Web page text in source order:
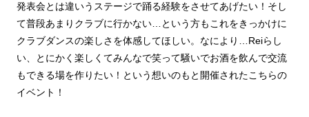
発表会とは違いうステージで踊る経験をさせてあげたい！そし
て普段あまりクラブに行かない…という方もこれをきっかけに
クラブダンスの楽しさを体感してほしい。なにより…Reiらし
い、とにかく楽しくてみんなで笑って騒いでお酒を飲んで交流
もできる場を作りたい！という想いのもと開催されたこちらの
イベント！